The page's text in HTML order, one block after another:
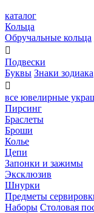
каталог
Кольца
Обручальные кольца

Подвески
Буквы Знаки зодиака

все ювелирные
Пирсинг
Браслеты
Броши
Колье
Цепи
Запонки и зажимы
Эксклюзив
Шнурки
Предметы
Наборы Столовая